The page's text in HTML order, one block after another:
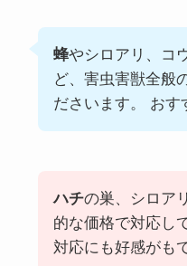
蜂やシロアリ、コ
ど、害虫害獣全般
ださいます。 おす
ハチの巣、シロア
的な価格で対応し
対応にも好感がも